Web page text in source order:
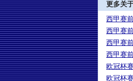
更多关
西甲赛
西甲赛
西甲赛
西甲赛
欧冠杯
欧冠杯